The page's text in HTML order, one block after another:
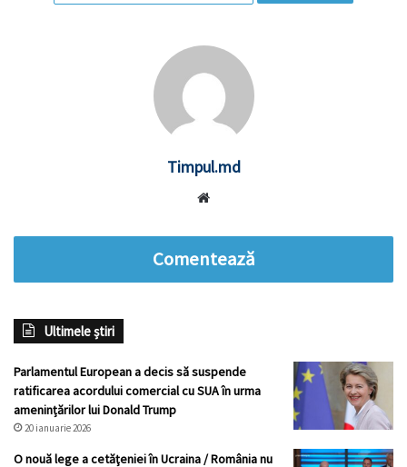
Timpul.md
Comentează
Ultimele știri
Parlamentul European a decis să suspende
ratificarea acordului comercial cu SUA în urma
amenințărilor lui Donald Trump
20 ianuarie 2026
O nouă lege a cetăţeniei în Ucraina / România nu